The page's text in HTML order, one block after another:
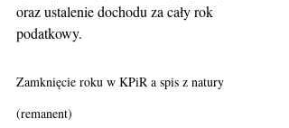
oraz ustalenie dochodu za cały rok
podatkowy.
Zamknięcie roku w KPiR a spis z natury
(remanent)